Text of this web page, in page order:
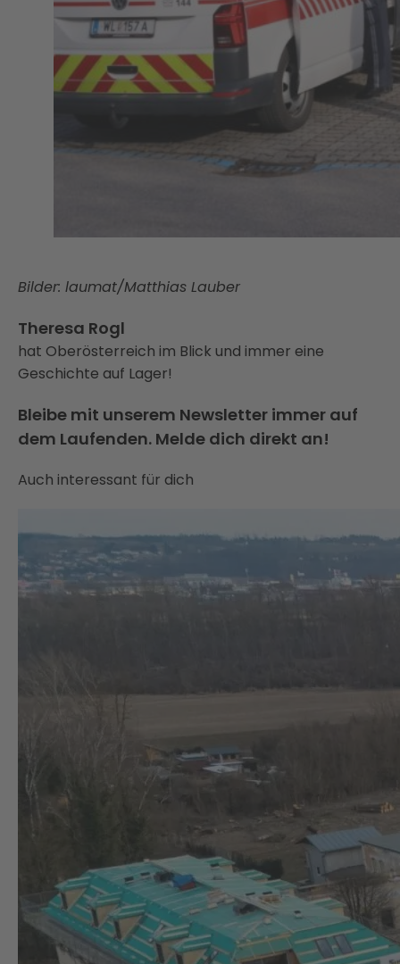
Bilder: laumat/Matthias Lauber
Theresa Rogl
hat Oberösterreich im Blick und immer eine
Geschichte auf Lager!
Bleibe mit unserem Newsletter immer auf
dem Laufenden. Melde dich direkt an!
Auch interessant für dich